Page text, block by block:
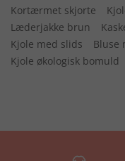
Kortærmet skjorte
Læderjakke brun
Kjole med slids
Bluse
Kjole økologisk bomuld